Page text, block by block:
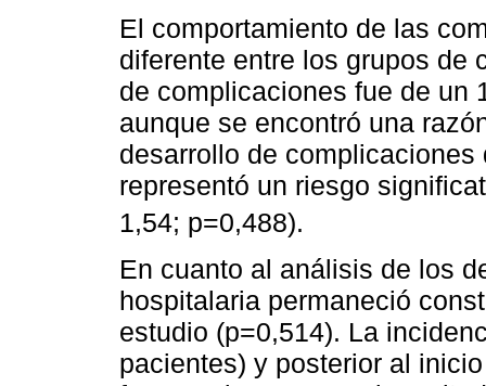
El comportamiento de las
diferente entre los grupos de
de complicaciones fue de un
aunque se encontró una
desarrollo de
representó un riesgo
1,54; p=0,488).
En cuanto al análisis de los
hospitalaria permaneció
estudio (p=0,514). La
pacientes) y posterior al